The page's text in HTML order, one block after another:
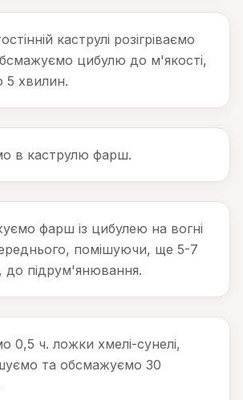
каструлі розігріваємо
цибулю до м'якості,
5 хвилин.
в каструлю фарш.
фарш із цибулею на вогні
помішуючи, ще 5-7
до підрум'янювання.
0,5 ч. ложки хмелі-сунелі,
та обсмажуємо 30